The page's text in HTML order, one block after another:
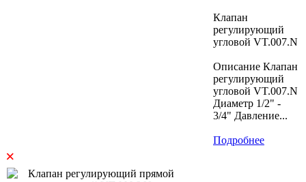
Клапан
регулирующий
угловой VT.007.N
Описание Клапан
регулирующий
угловой VT.007.N
Диаметр 1/2" -
3/4" Давление...
Подробнее
×